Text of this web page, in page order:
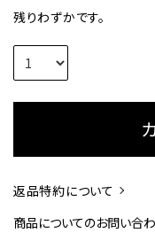
残りわずかです。
返品特約について
商品についてのお問い合